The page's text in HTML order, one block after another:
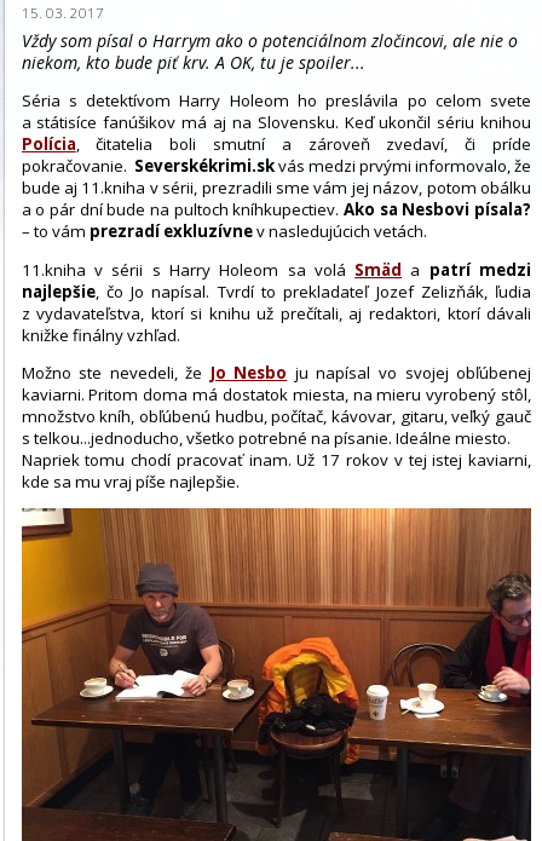
15. 03. 2017
Vždy som písal o Harrym ako o potenciálnom zločincovi, ale nie o
niekom, kto bude piť krv. A OK, tu je spoiler...
Séria s detektívom Harry Holeom ho preslávila po celom svete
a státisíce fanúšikov má aj na Slovensku. Keď ukončil sériu knihou
Polícia, čitatelia boli smutní a zároveň zvedaví, či príde
pokračovanie. Severskékrimi.skvás medzi prvými informovalo, že
bude aj 11.kniha v sérii, prezradili sme vám jej názov, potom obálku
a o pár dní bude na pultoch kníhkupectiev.Ako sa Nesbovi písala?
– to vám prezradí exkluzívnev nasledujúcich vetách.
11.kniha v sérii s Harry Holeom sa volá Smäd a patrí medzi
najlepšie, čo Jo napísal. Tvrdí to prekladateľ Jozef Zelizňák, ľudia
z vydavateľstva, ktorí si knihu už prečítali, aj redaktori, ktorí dávali
knižke finálny vzhľad.
Možno ste nevedeli, že Jo Nesbo ju napísal vo svojej obľúbenej
kaviarni. Pritom doma má dostatok miesta, na mieru vyrobený stôl,
množstvo kníh, obľúbenú hudbu, počítač, kávovar, gitaru, veľký gauč
s telkou...jednoducho, všetko potrebné na písanie. Ideálne miesto.
Napriek tomu chodí pracovať inam. Už 17 rokov v tej istej kaviarni,
kde sa mu vraj píše najlepšie.